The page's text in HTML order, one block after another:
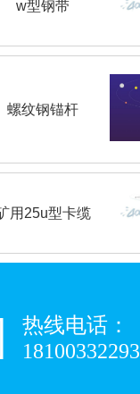
w型钢带
螺纹钢锚杆
用25u型卡缆
热线电话：
18100332293